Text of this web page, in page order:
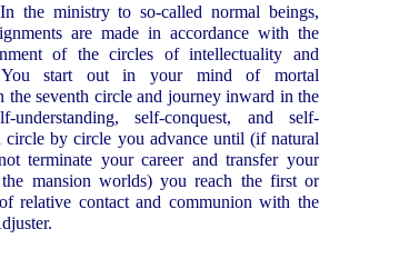
In the ministry to so-called normal beings,
are made in accordance with the
of the circles of intellectuality and
You start out in your mind of mortal
the seventh circle and journey inward in the
self-conquest, and self-
circle by circle you advance until (if natural
terminate your career and transfer your
mansion worlds) you reach the first or
relative contact and communion with the